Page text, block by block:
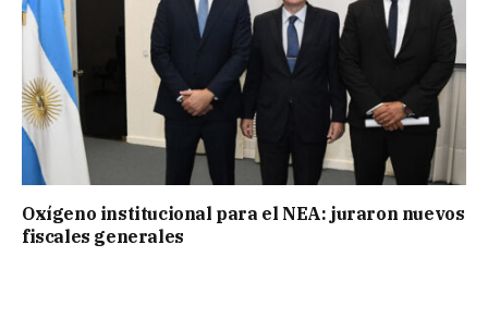
Oxígeno institucional para el NEA: juraron nuevos
fiscales generales